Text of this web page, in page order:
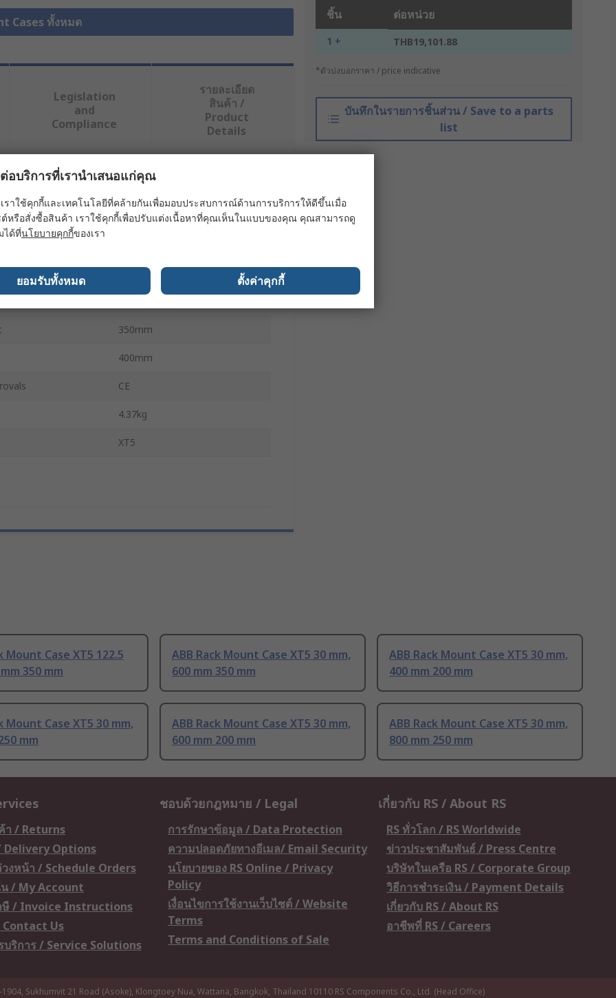
Cases ทั้งหมด
ชิ้น ต่อหน่วย
1 + THB19,101.88
*ตัวบ่งบอกราคา / price indicative
บันทึกในรายการชิ้นส่วน / Save to a parts
list
Legislation
and
Compliance
รายละเอียด
สินค้า /
Product
Details
งน้อยหนึ่งรายการ
ค่า
Rack Mount Case
350mm
400mm
CE
4.37kg
XT5
Mount Case XT5 122.5
350 mm
ABB Rack Mount Case XT5 30 mm,
600 mm 350 mm
ABB Rack Mount Case XT5 30 mm,
400 mm 200 mm
Mount Case XT5 30 mm,
mm
ABB Rack Mount Case XT5 30 mm,
600 mm 200 mm
ABB Rack Mount Case XT5 30 mm,
800 mm 250 mm
า / Returns
Delivery Options
งหน้า / Schedule Orders
/ My Account
ษี / Invoice Instructions
Contact Us
ริการ / Service Solutions
ชอบด้วยกฎหมาย / Legal
การรักษาข้อมูล / Data Protection
ความปลอดภัยทางอีเมล/ Email Security
นโยบายของ RS Online / Privacy
Policy
เงื่อนไขการใช้งานเว็บไซต์ / Website
Terms
Terms and Conditions of Sale
เกี่ยวกับ RS / About RS
RS ทั่วโลก / RS Worldwide
ข่าวประชาสัมพันธ์ / Press Centre
บริษัทในเครือ RS / Corporate Group
วิธีการชำระเงิน / Payment Details
เกี่ยวกับ RS / About RS
อาชีพที่ RS / Careers
Sukhumvit 21 Road (Asoke), Klongtoey Nua, Wattana, Bangkok, Thailand 10110 RS Components Co., Ltd. (Head Office)
อบริการที่เรานำเสนอแก่คุณ
ราใช้คุกกี้และเทคโนโลยีที่คล้ายกันเพื่อมอบประสบการณ์ด้านการบริการให้ดีขึ้นเมื่อ
หรือสั่งซื้อสินค้า เราใช้คุกกี้เพื่อปรับแต่งเนื้อหาที่คุณเห็นในแบบของคุณ คุณสามารถดู
ได้ที่นโยบายคุกกี้ของเรา
ยอมรับทั้งหมด ตั้งค่าคุกกี้